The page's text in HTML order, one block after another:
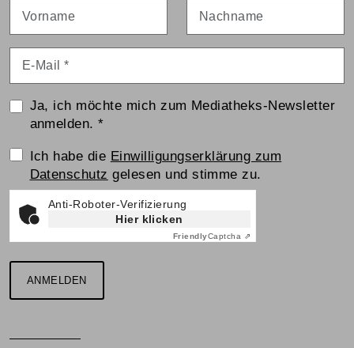
Ja, ich möchte mich zum Mediatheks-Newsletter
anmelden.*
Einwilligungserklärung
Ich habe die Einwilligungserklärung zum
Datenschutz gelesen und stimme zu.
Anti-Roboter-Verifizierung
Hier klicken
FriendlyCaptcha ⇗
ANMELDEN